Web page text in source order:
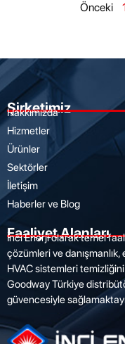
Önceki
Şirketimiz
Hakkımızda
Hizmetler
Ürünler
Sektörler
İletişim
Haberler ve Blog
Faaliyet Alanları
İnci Enerji olarak temel
çözümleri ve
HVAC sistemleri
Goodway Türkiye
güvencesiyle